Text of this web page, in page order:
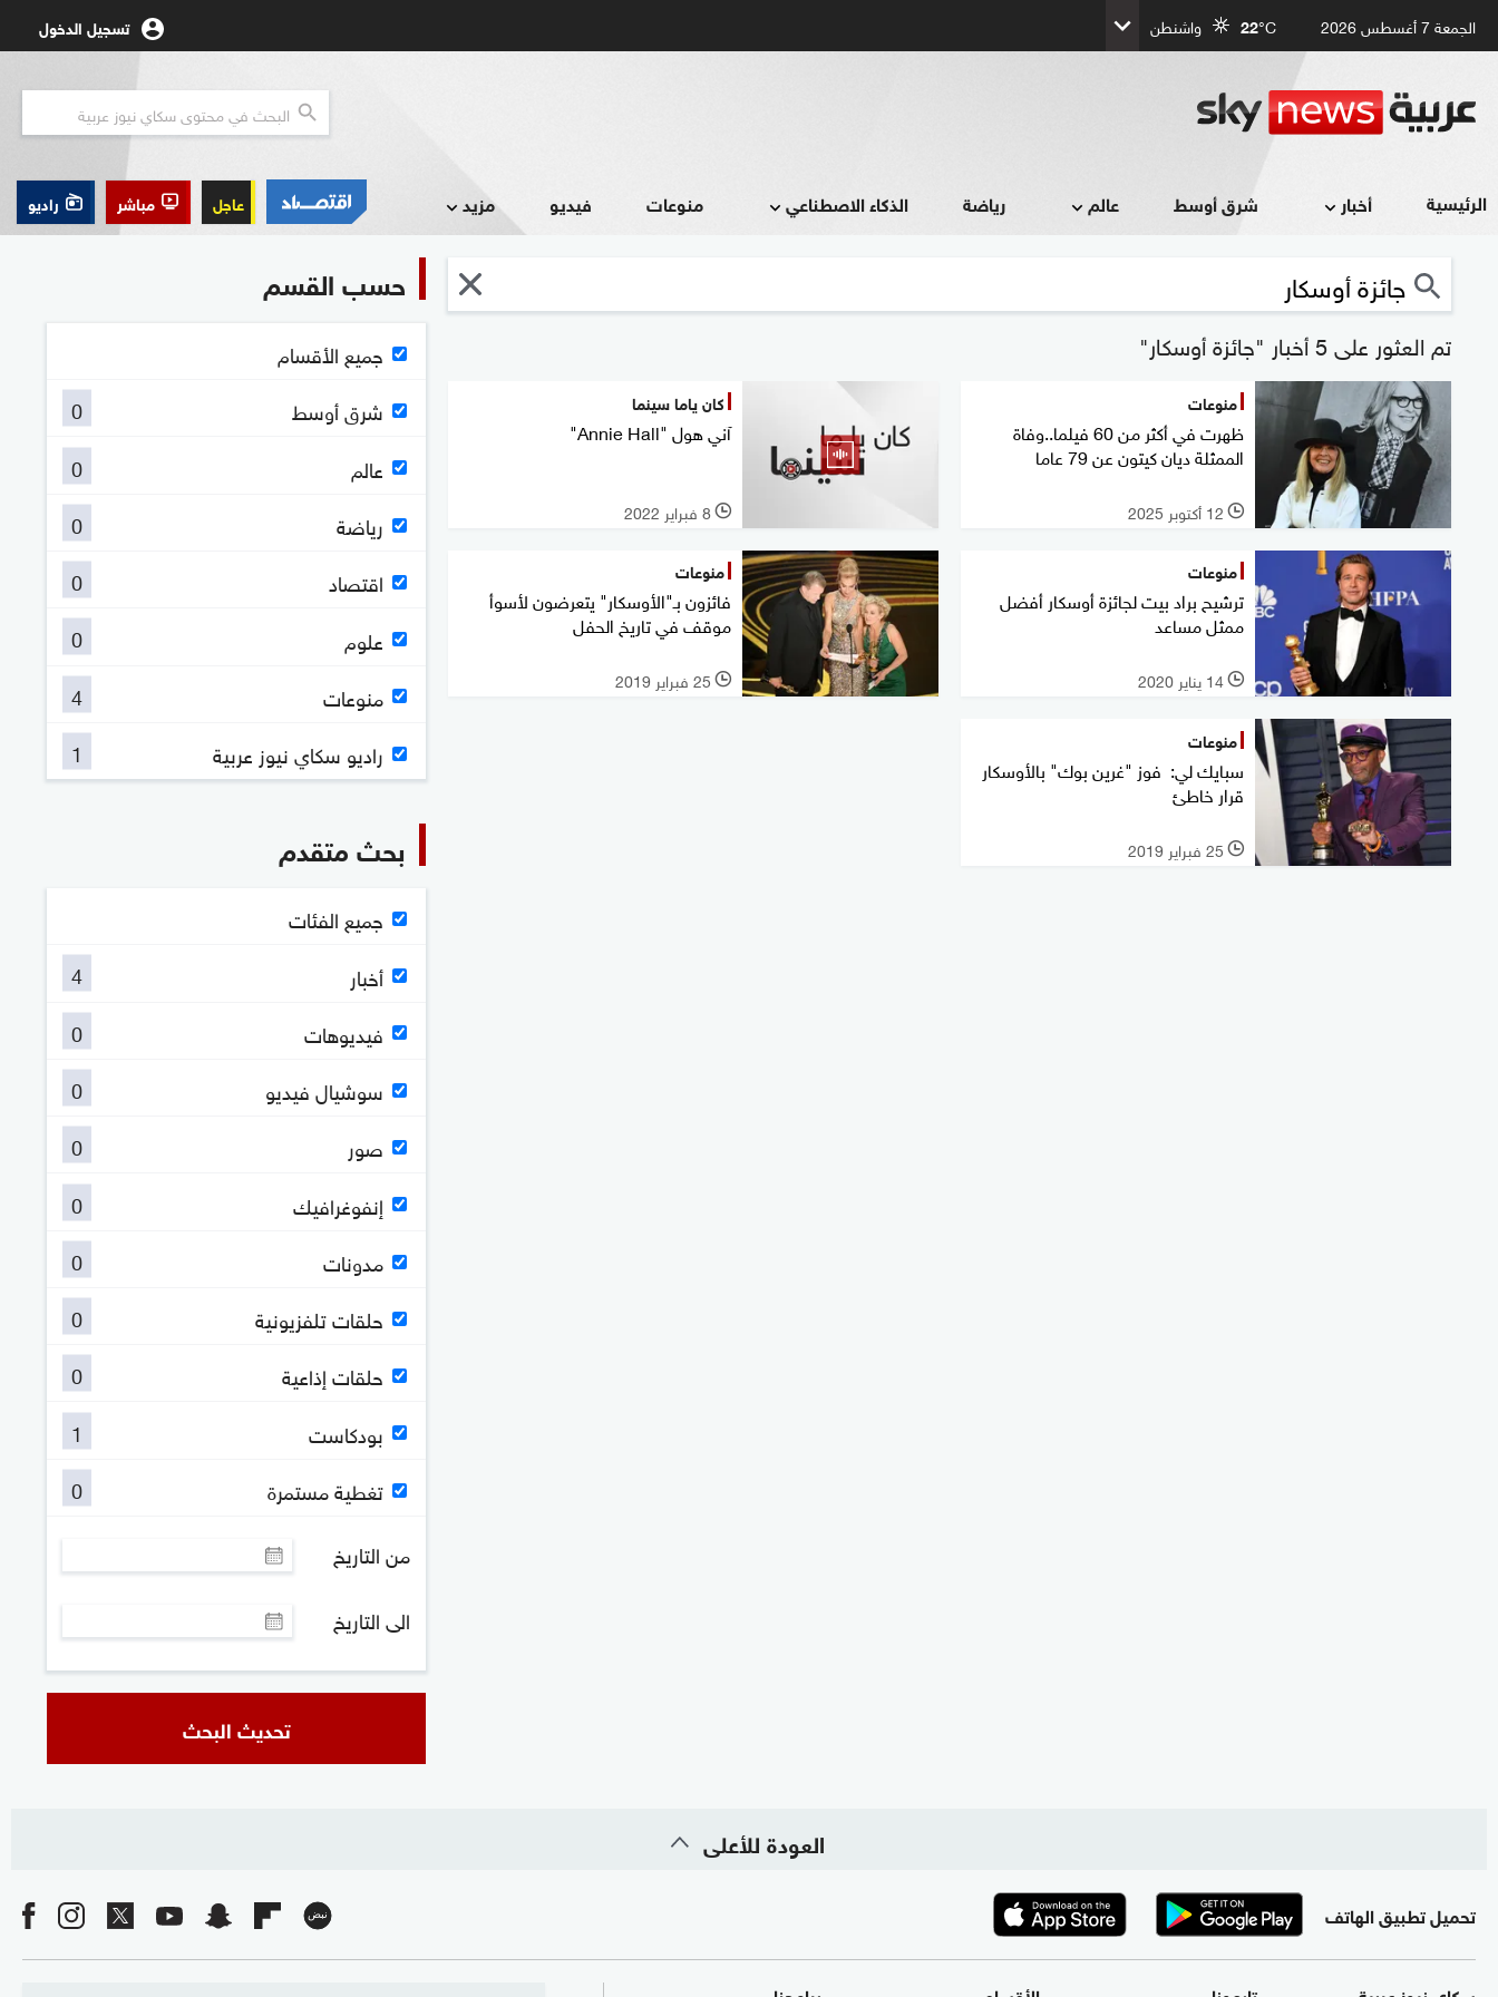
الجمعة 7 أغسطس 2026 22°C واشنطن تسجيل الدخول
الرئيسية أخبار شرق أوسط عالم رياضة الذكاء الاصطناعي منوعات فيديو مزيد عاجل مباشر راديو
تم العثور على 5 أخبار "جائزة أوسكار"
منوعات
ظهرت في أكثر من 60 فيلما..وفاة
الممثلة ديان كيتون عن 79 عاما
l 12 أكتوبر 2025
كان ياما سينما
آني هول "Annie Hall"
l 8 فبراير 2022
منوعات
ترشيح براد بيت لجائزة أوسكار أفضل
ممثل مساعد
l 14 يناير 2020
منوعات
فائزون بـ"الأوسكار" يتعرضون لأسوأ
موقف في تاريخ الحفل
l 25 فبراير 2019
منوعات
سبايك لي: فوز "غرين بوك" بالأوسكار
قرار خاطئ
l 25 فبراير 2019
حسب القسم
جميع الأقسام
شرق أوسط
0
عالم
0
رياضة
0
اقتصاد
0
علوم
0
منوعات
4
راديو سكاي نيوز عربية
1
بحث متقدم
جميع الفئات
أخبار
4
فيديوهات
0
سوشيال فيديو
0
صور
0
إنفوغرافيك
0
مدونات
0
حلقات تلفزيونية
0
حلقات إذاعية
0
بودكاست
1
تغطية مستمرة
0
من التاريخ
الى التاريخ
تحديث البحث
العودة للأعلى
تحميل تطبيق الهاتف